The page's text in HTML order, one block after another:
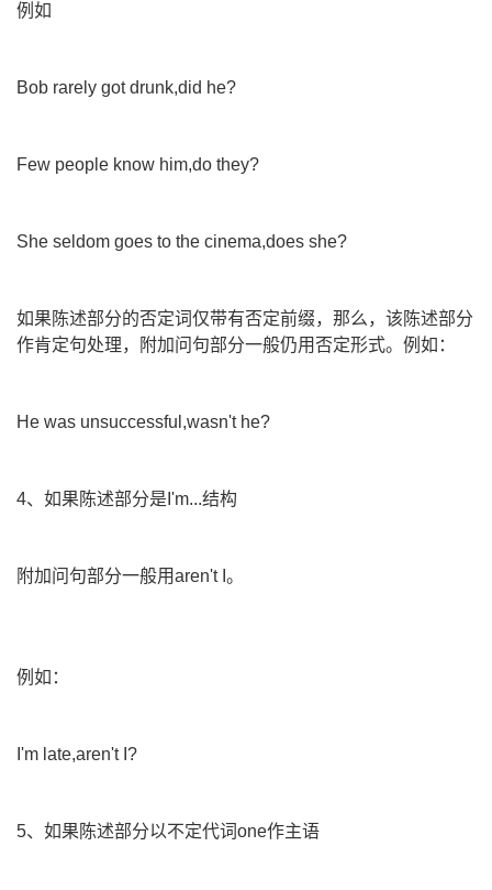
例如
Bob rarely got drunk,did he?
Few people know him,do they?
She seldom goes to the cinema,does she?
如果陈述部分的否定词仅带有否定前缀，那么，该陈述部分
作肯定句处理，附加问句部分一般仍用否定形式。例如：
He was unsuccessful,wasn't he?
4、如果陈述部分是I'm...结构
附加问句部分一般用aren't I。
例如：
I'm late,aren't I?
5、如果陈述部分以不定代词one作主语